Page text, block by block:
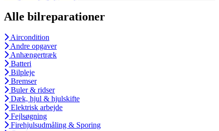
Alle bilreparationer
Aircondition
Andre opgaver
Anhængertræk
Batteri
Bilpleje
Bremser
Buler & ridser
Dæk, hjul & hjulskifte
Elektrisk arbejde
Fejlsøgning
Firehjulsudmåling & Sporing